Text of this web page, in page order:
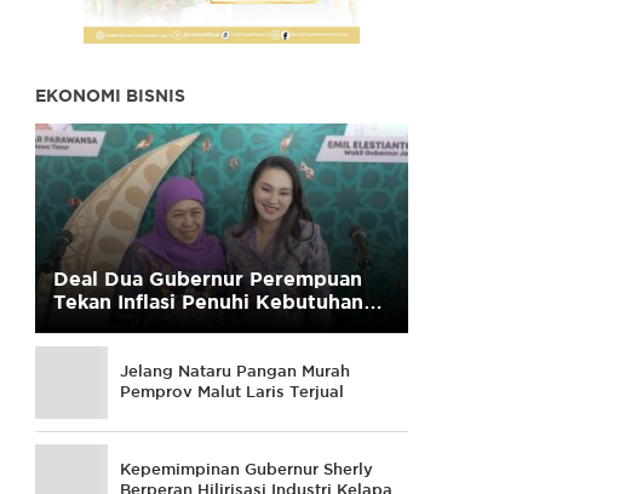
EKONOMI BISNIS
Deal Dua Gubernur Perempuan
Tekan Inflasi Penuhi Kebutuhan
Jelang Nataru Pangan Murah
Pemprov Malut Laris Terjual
Kepemimpinan Gubernur Sherly
Berperan Hilirisasi Industri Kelapa